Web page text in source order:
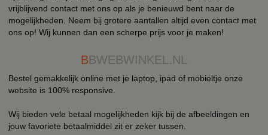
vrijblijvend contact met ons op als je benieuwd bent naar de
mogelijkheden. Neem bij grotere aantallen altijd even contact met
ons op! Wij kunnen dan een scherpe prijs voor je maken!
BBWEBWINKEL.NL
Bestel gemakkelijk online met je laptop, ipad of mobieltje onze
website is 100% responsive.
Wij bieden vele betaal mogelijkheden kijk bij de afbeeldingen en
jouw favoriete betaalmiddel zit er zeker tussen.